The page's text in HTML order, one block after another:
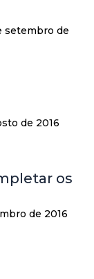
setembro de
de 2016
os
de 2016